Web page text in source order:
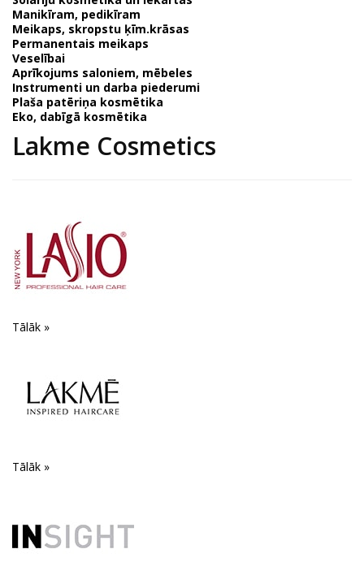
Manikīram, pedikīram
Meikaps, skropstu ķīm.krāsas
Permanentais meikaps
Veselībai
Aprīkojums saloniem, mēbeles
Instrumenti un darba piederumi
Plaša patēriņa kosmētika
Eko, dabīgā kosmētika
Lakme Cosmetics
Tālāk »
Tālāk »